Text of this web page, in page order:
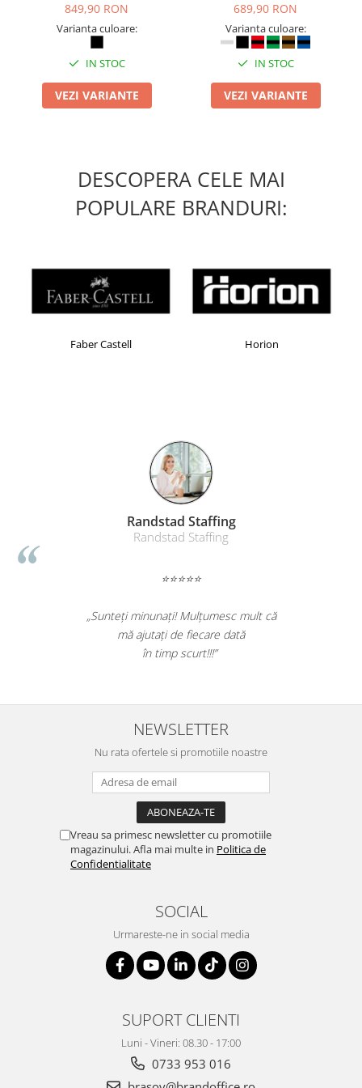
Masti de protectie respiratorie
Sepci, caciuli si esarfe
Pachete promotionale
Accesorii pentru protectia muncii
Sosete de lucru
Articole de unica folosinta
Comunicare si prezentare
Ecrane Interactive
Sisteme de afisare
Ecrane de proiectie
Accesorii prezentare
Cabluri si conectivitate
Incarcatoare cu fir si auto
Baterii externe - Powerbanks
Accesorii localizare (FindMy)
Cartuse, tonere, consumabile PC
ergonomice
Suporturi si huse telefoane &
Periferice PC si accesorii
Boxe portabile
Accesorii mobilier
Ghilotine și Trimmere
Distrugatoare documente
Cosuri de gunoi pentru birou
Scaune, birouri si produse
849,90 RON
Varianta culoare:
IN STOC
VEZI VARIANTE
689,90 RON
Varianta culoare:
IN STOC
VEZI VARIANTE
DESCOPERA CELE MAI
POPULARE BRANDURI:
Faber Castell Horion
Randstad Staffing
Randstad Staffing
⭐⭐⭐⭐⭐
„Sunteți minunați! Mulțumesc mult că
mă ajutați de fiecare dată
în timp scurt!!!”
NEWSLETTER
Nu rata ofertele si promotiile noastre
Vreau sa primesc newsletter cu promotiile
magazinului. Afla mai multe in Politica de
Confidentialitate
SOCIAL
Urmareste-ne in social media
SUPORT CLIENTI
Luni - Vineri: 08.30 - 17:00
0733 953 016